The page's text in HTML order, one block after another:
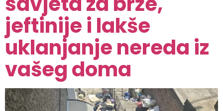
jeftinije i lakše
uklanjanje nereda iz
vašeg doma